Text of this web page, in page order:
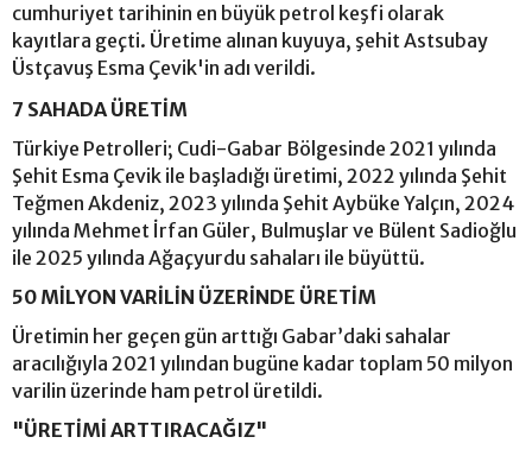
cumhuriyet tarihinin en büyük petrol keşfi olarak
kayıtlara geçti. Üretime alınan kuyuya, şehit Astsubay
Üstçavuş Esma Çevik'in adı verildi.
7 SAHADA ÜRETİM
Türkiye Petrolleri; Cudi-Gabar Bölgesinde 2021 yılında
Şehit Esma Çevik ile başladığı üretimi, 2022 yılında Şehit
Teğmen Akdeniz, 2023 yılında Şehit Aybüke Yalçın, 2024
yılında Mehmet İrfan Güler, Bulmuşlar ve Bülent Sadioğlu
ile 2025 yılında Ağaçyurdu sahaları ile büyüttü.
50 MİLYON VARİLİN ÜZERİNDE ÜRETİM
Üretimin her geçen gün arttığı Gabar’daki sahalar
aracılığıyla 2021 yılından bugüne kadar toplam 50 milyon
varilin üzerinde ham petrol üretildi.
"ÜRETİMİ ARTTIRACAĞIZ"